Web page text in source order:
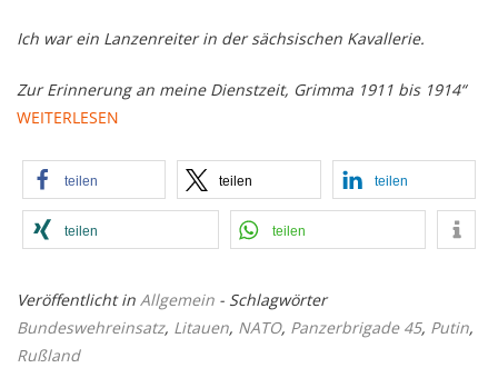
Ich war ein Lanzenreiter in der sächsischen Kavallerie.
Zur Erinnerung an meine Dienstzeit, Grimma 1911 bis 1914“
WEITERLESEN
teilen teilen teilen
teilen teilen
Veröffentlicht in Allgemein - Schlagwörter
Bundeswehreinsatz, Litauen, NATO, Panzerbrigade 45, Putin,
Rußland